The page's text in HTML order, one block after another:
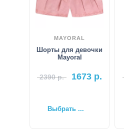
MAYORAL
Шорты для девочки
Mayoral
2390р. 1673 р.
Выбрать ...